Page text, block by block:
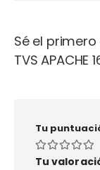
Sé el primero
TVS APACHE
Tu
Tu